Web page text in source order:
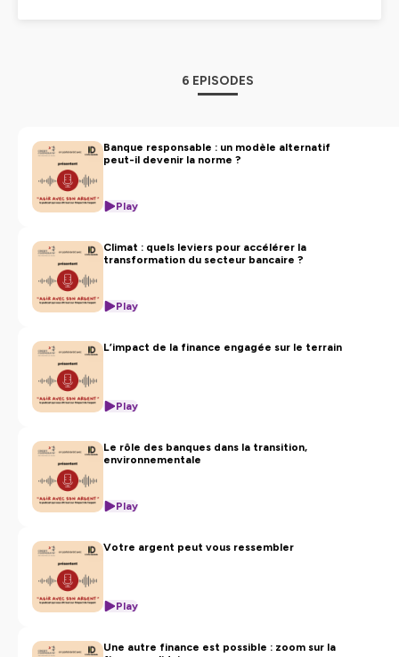
Des invités inspirants abordent le sens de l'argent, mais
aussi les solutions concrètes portées par le Crédit
Hébergé par Ausha. Visitezausha.co/politique-de-
confidentialitepour plus d'informations.
6 EPISODES
Banque responsable : un modèle alternatif
peut-il devenir la norme ?
Play
Climat : quels leviers pour accélérer la
transformation du secteur bancaire ?
Play
L’impact de la finance engagée sur le terrain
Play
Le rôle des banques dans la transition,
environnementale
Play
Votre argent peut vous ressembler
Play
Une autre finance est possible : zoom sur la